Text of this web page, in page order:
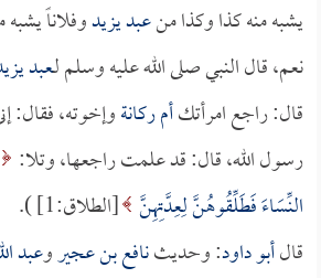
يشبه منه كذا وكذا منعبد يزيدوفلاناً
نعم، قال النبي صلى الله عليه وسلم لـعبد
قال: راجع امرأتكأم ركانةوإخوته، فقال:
رسول الله، قال: قد علمت راجعها، وتلا:
النِّسَاءَ فَطَلِّقُوهُنَّ لِعِدَّتِهِنَّ [الطلاق:1] ).
قالأبو داود: وحديثنافع بن عجيروعبد